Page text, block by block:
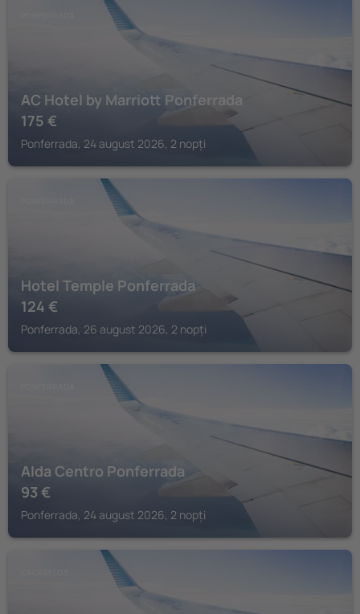
AC Hotel by Marriott Ponferrada
175 €
Ponferrada, 24 august 2026, 2 nopți
Hotel Temple Ponferrada
124 €
Ponferrada, 26 august 2026, 2 nopți
Alda Centro Ponferrada
93 €
Ponferrada, 24 august 2026, 2 nopți